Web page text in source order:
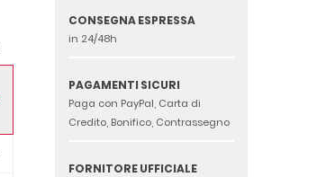
CONSEGNA ESPRESSA
in 24/48h
PAGAMENTI SICURI
Paga con PayPal, Carta di
Credito, Bonifico, Contrassegno
FORNITORE UFFICIALE